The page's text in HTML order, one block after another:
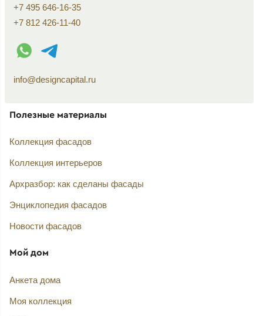
+7 495 646-16-35
+7 812 426-11-40
WhatsApp контакт
Telegram контакт
info@designcapital.ru
Полезные материалы
Коллекция фасадов
Коллекция интерьеров
Архразбор: как сделаны фасады
Энциклопедия фасадов
Новости фасадов
Мой дом
Анкета дома
Моя коллекция